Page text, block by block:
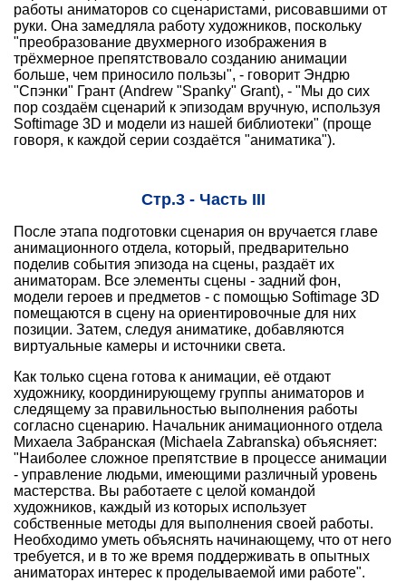
работы аниматоров со сценаристами, рисовавшими от
руки. Она замедляла работу художников, поскольку
"преобразование двухмерного изображения в
трёхмерное препятствовало созданию анимации
больше, чем приносило пользы", - говорит Эндрю
"Спэнки" Грант (Andrew "Spanky" Grant), - "Мы до сих
пор создаём сценарий к эпизодам вручную, используя
Softimage 3D и модели из нашей библиотеки" (проще
говоря, к каждой серии создаётся "аниматика").
Стр.3 - Часть III
После этапа подготовки сценария он вручается главе
анимационного отдела, который, предварительно
поделив события эпизода на сцены, раздаёт их
аниматорам. Все элементы сцены - задний фон,
модели героев и предметов - с помощью Softimage 3D
помещаются в сцену на ориентировочные для них
позиции. Затем, следуя аниматике, добавляются
виртуальные камеры и источники света.
Как только сцена готова к анимации, её отдают
художнику, координирующему группы аниматоров и
следящему за правильностью выполнения работы
согласно сценарию. Начальник анимационного отдела
Михаела Забранская (Michaela Zabranska) объясняет:
"Наиболее сложное препятствие в процессе анимации
- управление людьми, имеющими различный уровень
мастерства. Вы работаете с целой командой
художников, каждый из которых использует
собственные методы для выполнения своей работы.
Необходимо уметь объяснять начинающему, что от него
требуется, и в то же время поддерживать в опытных
аниматорах интерес к проделываемой ими работе".